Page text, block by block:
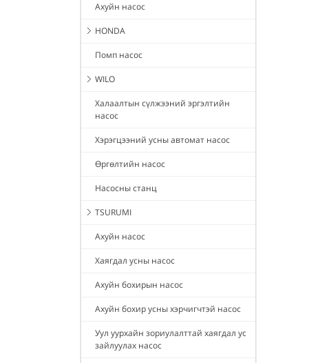
Ахуйн насос
HONDA
Помп насос
WILO
Халаалтын сүлжээний эргэлтийн
насос
Хэрэгцээний усны автомат насос
Өргөлтийн насос
Насосны станц
TSURUMI
Ахуйн насос
Хаягдал усны насос
Ахуйн бохирын насос
Ахуйн бохир усны хэрчигчтэй насос
Уул уурхайн зориулалттай хаягдал ус
зайлуулах насос